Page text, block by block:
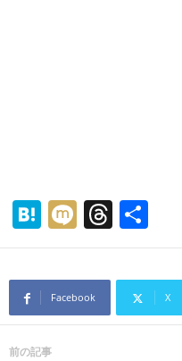
H
at
e
n
a
M
ixi
T
hr
e
d
有
Facebook X
前の記事